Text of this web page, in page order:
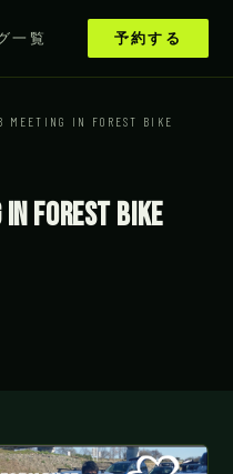
一覧 予約する
MEETING IN FOREST BIKE
in Forest Bike